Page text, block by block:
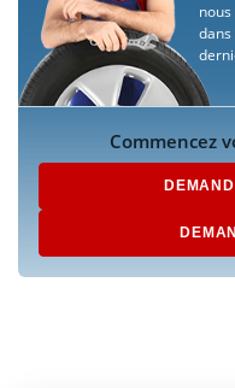
dans
Commencez